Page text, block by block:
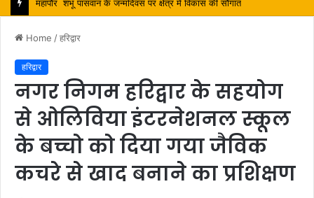
Home /हरिद्वार
हरिद्वार
नगर निगम हरिद्वार के सहयोग
से ओलिविया इंटरनेशनल स्कूल
के बच्चो को दिया गया जैविक
कचरे से खाद बनाने का प्रशिक्षण